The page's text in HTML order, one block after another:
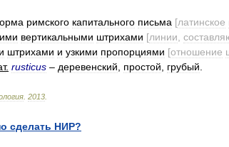
римского капитального письма [латинское
вертикальными штрихами [линии
штрихами и узкими пропорциями [отношение
. rusticus – деревенский простой грубый
2013
сделать НИР?